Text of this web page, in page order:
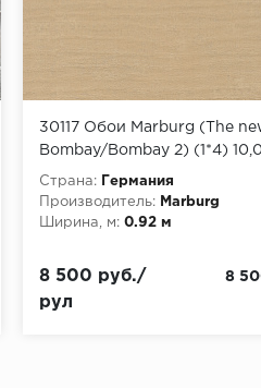
30117 Обои Marburg (The
Bombay/Bombay 2) (1*4)
винил на флизелине
Страна:
Германия
Производитель:
Marburg
Ширина, м: 0.92 м
8 500 руб./
рул
8